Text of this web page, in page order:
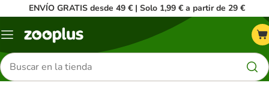
ENVÍO GRATIS desde 49 € | Solo 1,99 € a partir de 29 €
Menú
Buscar
productos